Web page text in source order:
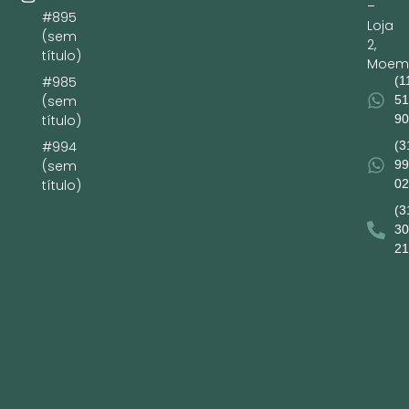
#895
(sem
título)
#985
(sem
título)
#994
(sem
título)
–
Loja
2,